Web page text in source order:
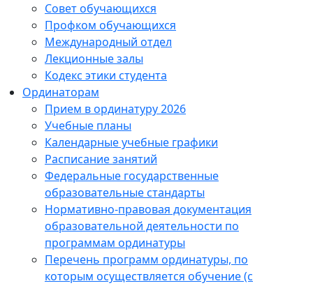
Совет обучающихся
Профком обучающихся
Международный отдел
Лекционные залы
Кодекс этики студента
Ординаторам
Прием в ординатуру 2026
Учебные планы
Календарные учебные графики
Расписание занятий
Федеральные государственные
образовательные стандарты
Нормативно-правовая документация
образовательной деятельности по
программам ординатуры
Перечень программ ординатуры, по
которым осуществляется обучение (с